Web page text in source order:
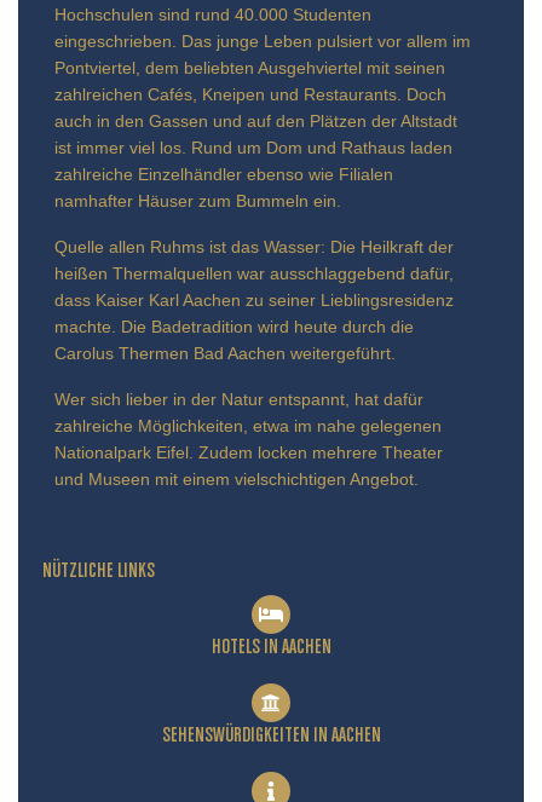
Hochschulen sind rund 40.000 Studenten
eingeschrieben. Das junge Leben pulsiert vor allem im
Pontviertel, dem beliebten Ausgehviertel mit seinen
zahlreichen Cafés, Kneipen und Restaurants. Doch
auch in den Gassen und auf den Plätzen der Altstadt
ist immer viel los. Rund um Dom und Rathaus laden
zahlreiche Einzelhändler ebenso wie Filialen
namhafter Häuser zum Bummeln ein.
Quelle allen Ruhms ist das Wasser: Die Heilkraft der
heißen Thermalquellen war ausschlaggebend dafür,
dass Kaiser Karl Aachen zu seiner Lieblingsresidenz
machte. Die Badetradition wird heute durch die
Carolus Thermen Bad Aachen weitergeführt.
Wer sich lieber in der Natur entspannt, hat dafür
zahlreiche Möglichkeiten, etwa im nahe gelegenen
Nationalpark Eifel. Zudem locken mehrere Theater
und Museen mit einem vielschichtigen Angebot.
NÜTZLICHE LINKS
HOTELS IN AACHEN
SEHENSWÜRDIGKEITEN IN AACHEN